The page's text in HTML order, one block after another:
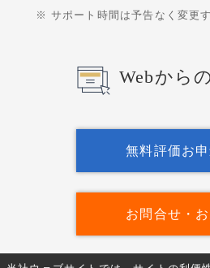
※ サポート時間は予告なく変更
Webから
無料評価お
お問合せ・